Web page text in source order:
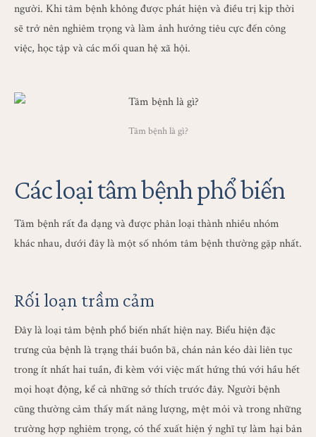
người. Khi tâm bệnh không được phát hiện và điều trị kịp thời
sẽ trở nên nghiêm trọng và làm ảnh hưởng tiêu cực đến công
việc, học tập và các mối quan hệ xã hội.
Tâm bệnh là gì?
Các loại tâm bệnh phổ biến
Tâm bệnh rất đa dạng và được phân loại thành nhiều nhóm
khác nhau, dưới đây là một số nhóm tâm bệnh thường gặp nhất.
Rối loạn trầm cảm
Đây là loại tâm bệnh phổ biến nhất hiện nay. Biểu hiện đặc
trưng của bệnh là trạng thái buồn bã, chán nản kéo dài liên tục
trong ít nhất hai tuần, đi kèm với việc mất hứng thú với hầu hết
mọi hoạt động, kể cả những sở thích trước đây. Người bệnh
cũng thường cảm thấy mất năng lượng, mệt mỏi và trong những
trường hợp nghiêm trọng, có thể xuất hiện ý nghĩ tự làm hại bản